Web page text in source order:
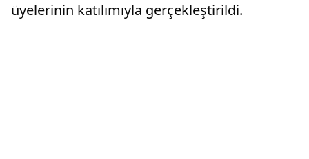
üyelerinin katılımıyla gerçekleştirildi.